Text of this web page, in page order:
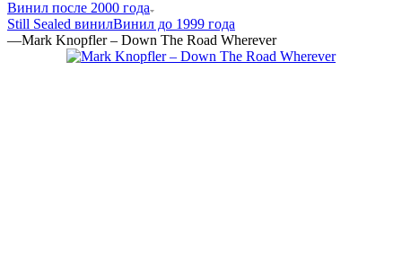
Винил после 2000 года
Still Sealed винилВинил до 1999 года
—Mark Knopfler – Down The Road Wherever